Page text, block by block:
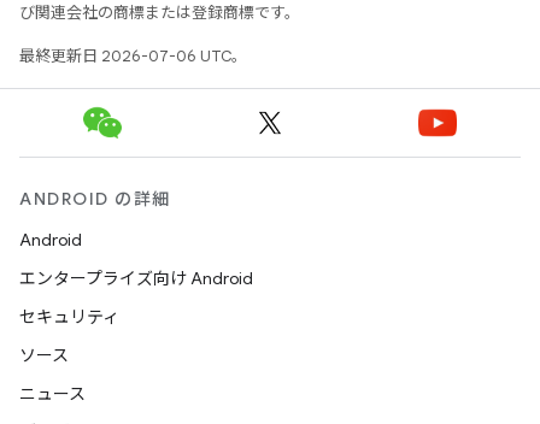
び関連会社の商標または登録商標です。
最終更新日 2026-07-06 UTC。
ANDROID の詳細
Android
エンタープライズ向け Android
セキュリティ
ソース
ニュース